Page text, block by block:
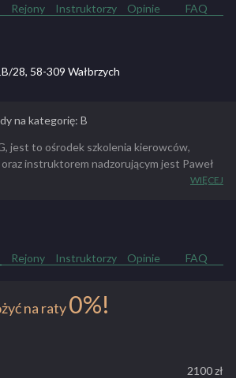
Rejony Instruktorzy Opinie FAQ
28, 58-309 Wałbrzych
na kategorię: B
jest to ośrodek szkolenia kierowców,
instruktorem nadzorującym jest Paweł
się zapobiegać powstawaniu złych
sprzęgle, czy zbyt wolna jazda na
ruchu. Posiadamy najnowsze modele
WIĘCEJ
Rejony Instruktorzy Opinie FAQ
na raty0%!
2100 zł